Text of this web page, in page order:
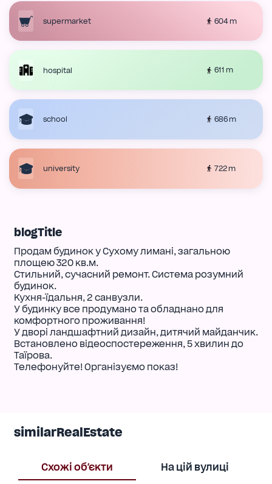
supermarket 604 m
hospital 611 m
school 686 m
university 722 m
blogTitle
Продам будинок у Сухому лимані, загальною
площею 320 кв.м.
Стильний, сучасний ремонт. Система розумний
будинок.
Кухня-їдальня, 2 санвузли.
У будинку все продумано та обладнано для
комфортного проживання!
У дворі ландшафтний дизайн, дитячий майданчик.
Встановлено відеоспостереження, 5 хвилин до
Таїрова.
Телефонуйте! Організуємо показ!
similarRealEstate
Схожі об'єкти На цій вулиці